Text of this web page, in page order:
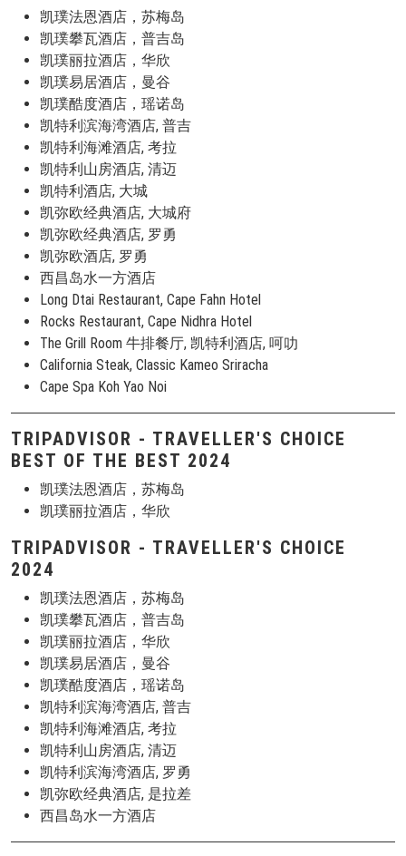
凯璞法恩酒店，苏梅岛
凯璞攀瓦酒店，普吉岛
凯璞丽拉酒店，华欣
凯璞易居酒店，曼谷
凯璞酷度酒店，瑶诺岛
凯特利滨海湾酒店, 普吉
凯特利海滩酒店, 考拉
凯特利山房酒店, 清迈
凯特利酒店, 大城
凯弥欧经典酒店, 大城府
凯弥欧经典酒店, 罗勇
凯弥欧酒店, 罗勇
西昌岛水一方酒店
Long Dtai Restaurant, Cape Fahn Hotel
Rocks Restaurant, Cape Nidhra Hotel
The Grill Room 牛排餐厅, 凯特利酒店, 呵叻
California Steak, Classic Kameo Sriracha
Cape Spa Koh Yao Noi
TRIPADVISOR - TRAVELLER'S CHOICE
BEST OF THE BEST 2024
凯璞法恩酒店，苏梅岛
凯璞丽拉酒店，华欣
TRIPADVISOR - TRAVELLER'S CHOICE
2024
凯璞法恩酒店，苏梅岛
凯璞攀瓦酒店，普吉岛
凯璞丽拉酒店，华欣
凯璞易居酒店，曼谷
凯璞酷度酒店，瑶诺岛
凯特利滨海湾酒店, 普吉
凯特利海滩酒店, 考拉
凯特利山房酒店, 清迈
凯特利滨海湾酒店, 罗勇
凯弥欧经典酒店, 是拉差
西昌岛水一方酒店